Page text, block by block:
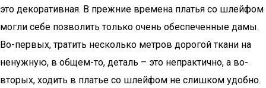
это декоративная. В прежние времена платья со шлейфом
могли себе позволить только очень обеспеченные дамы.
Во-первых, тратить несколько метров дорогой ткани на
ненужную, в общем-то, деталь – это непрактично, а во-
вторых, ходить в платье со шлейфом не слишком удобно.